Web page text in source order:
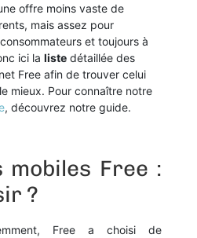
offre moins vaste de
mais assez pour
et toujours à
ici la listedétaillée des
Free afin de trouver celui
mieux. Pour connaître notre
, découvrez notre guide.
Free :
?
Free a choisi de